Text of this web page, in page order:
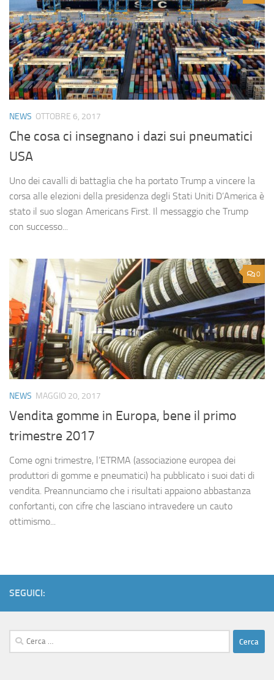
NEWS OTTOBRE 6, 2017
Che cosa ci insegnano i dazi sui pneumatici
USA
Uno dei cavalli di battaglia che ha portato Trump a vincere la
corsa alle elezioni della presidenza degli Stati Uniti D’America è
stato il suo slogan Americans First. Il messaggio che Trump
con successo...
0
NEWS MAGGIO 20, 2017
Vendita gomme in Europa, bene il primo
trimestre 2017
Come ogni trimestre, l’ETRMA (associazione europea dei
produttori di gomme e pneumatici) ha pubblicato i suoi dati di
vendita. Preannunciamo che i risultati appaiono abbastanza
confortanti, con cifre che lasciano intravedere un cauto
ottimismo...
SEGUICI:
Ricerca
per: